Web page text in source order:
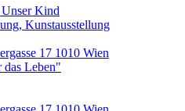
Kind
Kunstausstellung
17 1010 Wien
Leben"